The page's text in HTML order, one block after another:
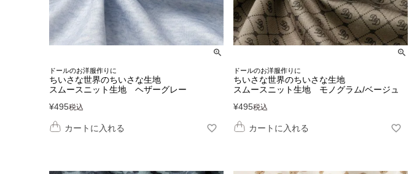
ドールのお洋服作りに
ちいさな世界のちいさな生地
スムースニット生地 ヘザーグレー
¥495税込
カートに入れる
ドールのお洋服作りに
ちいさな世界のちいさな生地
スムースニット生地 モノグラム/ベージュ
¥495税込
カートに入れる